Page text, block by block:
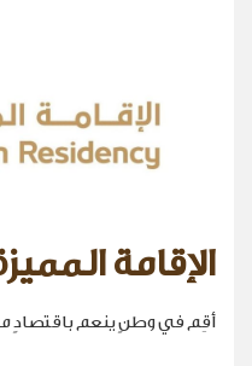
الإقامة
أقِم في وطنٍ ينعم باقتصادٍ